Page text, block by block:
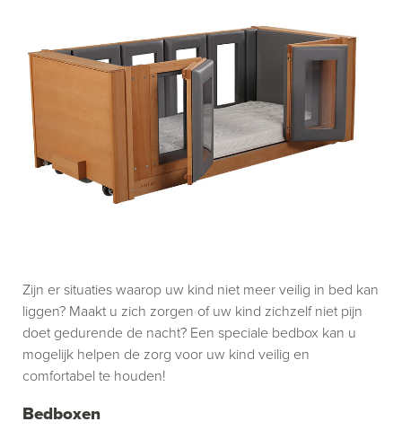
Bedboxen
Zijn er situaties waarop uw kind niet meer veilig in bed kan
liggen? Maakt u zich zorgen of uw kind zichzelf niet pijn
doet gedurende de nacht? Een speciale bedbox kan u
mogelijk helpen de zorg voor uw kind veilig en
comfortabel te houden!